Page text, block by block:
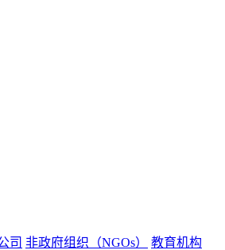
司 非政府组织（NGOs）
教育机构